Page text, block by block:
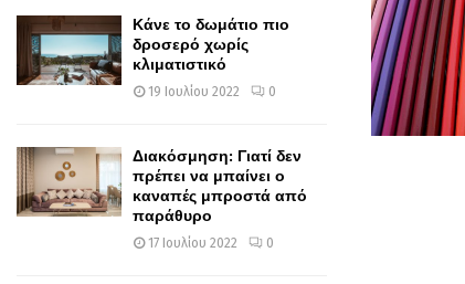
Κάνε το δωμάτιο πιο
δροσερό χωρίς
κλιματιστικό
19 Ιουλίου 2022 0
Διακόσμηση: Γιατί δεν
πρέπει να μπαίνει ο
καναπές μπροστά από
παράθυρο
17 Ιουλίου 2022 0